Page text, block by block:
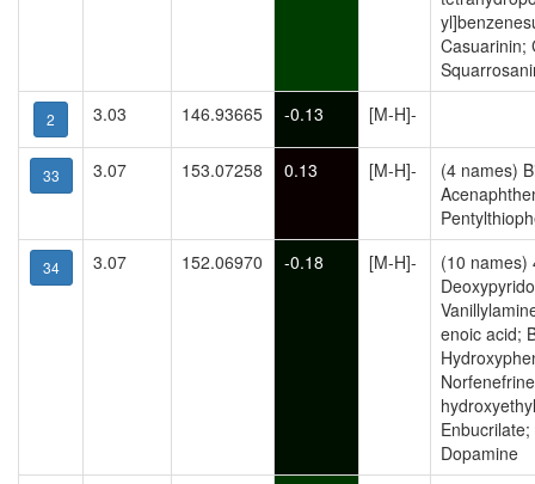
Casuarinin;
2 3.03 146.93665 -0.13 [M-H]-
33 3.07 153.07258 0.13 [M-H]-
(4 names)
34 3.07 152.06970 -0.18 [M-H]-
(10 names)
enoic acid;
Dopamine